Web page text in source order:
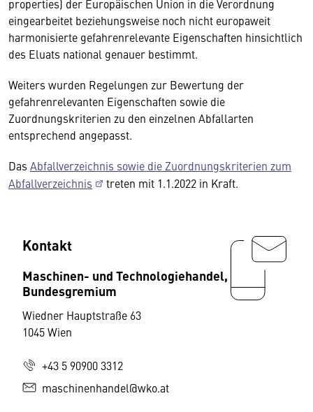
properties) der Europäischen Union in die Verordnung
eingearbeitet beziehungsweise noch nicht europaweit
harmonisierte gefahrenrelevante Eigenschaften hinsichtlich
des Eluats national genauer bestimmt.
Weiters wurden Regelungen zur Bewertung der
gefahrenrelevanten Eigenschaften sowie die
Zuordnungskriterien zu den einzelnen Abfallarten
entsprechend angepasst.
Das Abfallverzeichnis sowie die Zuordnungskriterien zum
Abfallverzeichnis
treten mit 1.1.2022 in Kraft.
Kontakt
Maschinen- und Technologiehandel,
Bundesgremium
Wiedner Hauptstraße 63
1045 Wien
+43 5 90900 3312
maschinenhandel@wko.at